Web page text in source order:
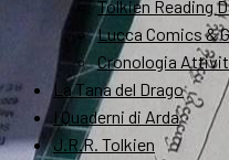
Tolkien Reading
Lucca Comics &
Cronologia
La Tana del Drago
I Quaderni di Arda
J.R.R. Tolkien